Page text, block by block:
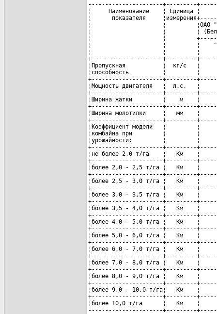
----------------------+---------
¦     Наименование    ¦
¦      показателя
¦                     ¦         ¦ОАО
¦                     ¦         ¦
¦                     ¦
¦                     ¦         ¦    "Лида-
¦                     ¦         ¦
+---------------------+---------
¦Пропускная           ¦  кг/с   ¦
¦способность          ¦
+---------------------+---------
¦Мощность двигателя   ¦  л.с.
+---------------------+---------
¦Ширина жатки         ¦    м    ¦
+---------------------+---------
¦Ширина молотилки     ¦   мм    ¦
+---------------------+---------
¦Коэффициент модели   ¦
¦комбайна при         ¦
¦урожайности:         ¦
+---------------------+---------
¦не более 2,0 т/га    ¦   Км    ¦
+---------------------+---------
¦более 2,0 - 2,5 т/га ¦   Км    ¦
+---------------------+---------
¦более 2,5 - 3,0 т/га ¦   Км    ¦
+---------------------+---------
¦более 3,0 - 3,5 т/га ¦   Км    ¦
+---------------------+---------
¦более 3,5 - 4,0 т/га ¦   Км    ¦
+---------------------+---------
¦более 4,0 - 5,0 т/га ¦   Км    ¦
+---------------------+---------
¦более 5,0 - 6,0 т/га ¦   Км    ¦
+---------------------+---------
¦более 6,0 - 7,0 т/га ¦   Км    ¦
+---------------------+---------
¦более 7,0 - 8,0 т/га ¦   Км    ¦
+---------------------+---------
¦более 8,0 - 9,0 т/га ¦   Км    ¦
+---------------------+---------
¦более 9,0 - 10,0 т/га¦   Км    ¦
+---------------------+---------
¦более 10,0 т/га      ¦   Км    ¦
----------------------+---------